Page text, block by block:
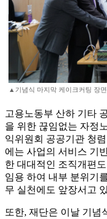
▲기념식 마지막 케이크커팅 장
고용노동부 산하 기타
을 위한 끊임없는 자정
익위원회 공공기관 청
에는 사업의 서비스 기
한 대대적인 조직개편
임용 하여 내부 분위기
무 실천에도 앞장서고
또한, 재단은 이날 기념